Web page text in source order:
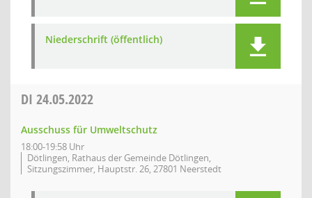
Niederschrift (öffentlich)
DI 24.05.2022
Ausschuss für Umweltschutz
18:00-19:58 Uhr
Dötlingen, Rathaus der Gemeinde Dötlingen,
Sitzungszimmer, Hauptstr. 26, 27801 Neerstedt